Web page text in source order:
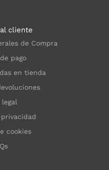
cliente
de Compra
pago
en tienda
legal
cookies